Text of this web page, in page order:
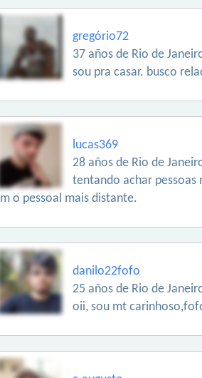
gregório72
37 años de Rio de
sou pra casar. busco
lucas369
28 años de Rio de
tentando achar pessoas
o pessoal mais distante.
danilo22fofo
25 años de Rio de
oii, sou mt